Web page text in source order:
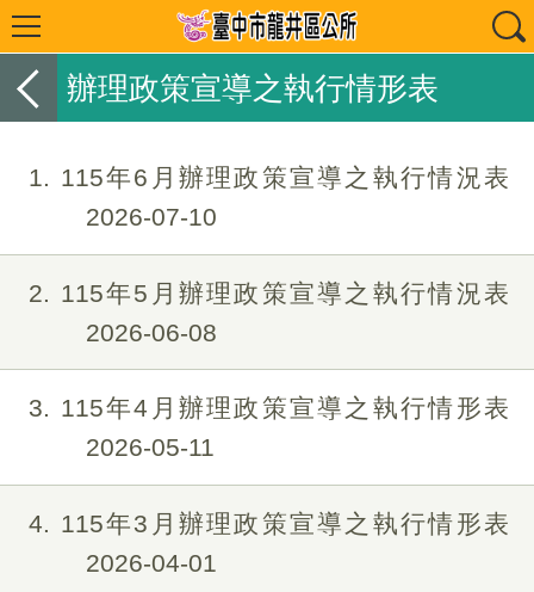
辦理政策宣導之執行情形表
1
115年6月辦理政策宣導之執行情況表
2026-07-10
2
115年5月辦理政策宣導之執行情況表
2026-06-08
3
115年4月辦理政策宣導之執行情形表
2026-05-11
4
115年3月辦理政策宣導之執行情形表
2026-04-01